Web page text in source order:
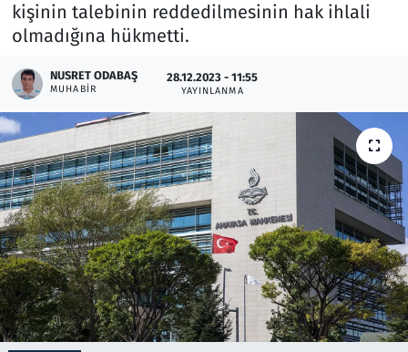
kişinin talebinin reddedilmesinin hak ihlali
olmadığına hükmetti.
NUSRET ODABAŞ
MUHABIR
28.12.2023 - 11:55
YAYINLANMA
Otomobil
Ramazan
Resmi İlanlar
Rüya Tabirleri
Sağlık
Savunma Sanayi
Seçim 2023